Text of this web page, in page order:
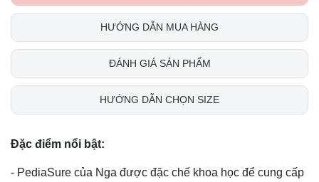
HƯỚNG DẪN MUA HÀNG
ĐÁNH GIÁ SẢN PHẨM
HƯỚNG DẪN CHỌN SIZE
Đặc điểm nổi bật:
- PediaSure của Nga được đặc chế khoa học để cung cấp